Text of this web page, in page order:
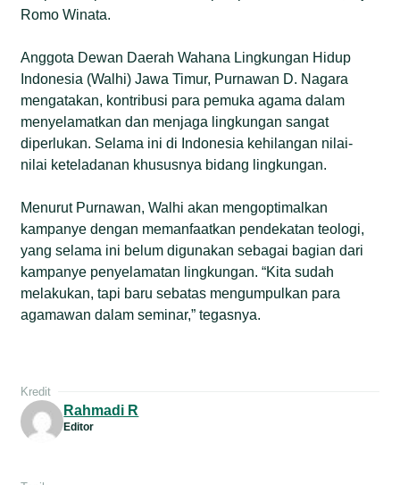
Romo Winata.
Anggota Dewan Daerah Wahana Lingkungan Hidup
Indonesia (Walhi) Jawa Timur, Purnawan D. Nagara
mengatakan, kontribusi para pemuka agama dalam
menyelamatkan dan menjaga lingkungan sangat
diperlukan. Selama ini di Indonesia kehilangan nilai-
nilai keteladanan khususnya bidang lingkungan.
Menurut Purnawan, Walhi akan mengoptimalkan
kampanye dengan memanfaatkan pendekatan teologi,
yang selama ini belum digunakan sebagai bagian dari
kampanye penyelamatan lingkungan. “Kita sudah
melakukan, tapi baru sebatas mengumpulkan para
agamawan dalam seminar,” tegasnya.
Kredit
Rahmadi R
Editor